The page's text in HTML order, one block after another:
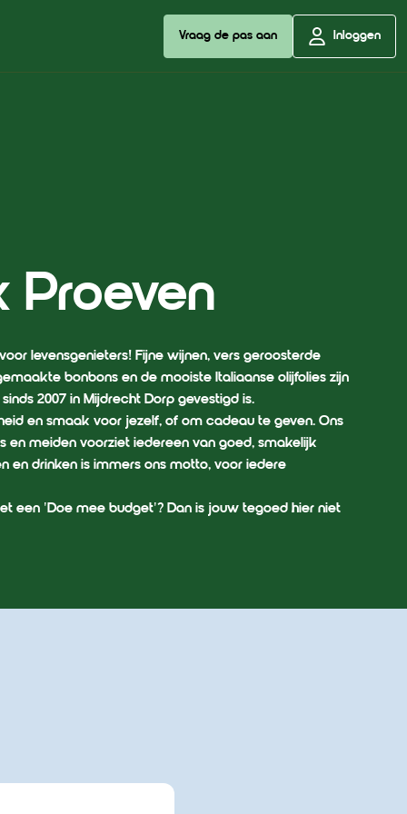
Vraag de pas aan Inloggen
Proeven
levensgenieters! Fijne wijnen, vers geroosterde
bonbons en de mooiste Italiaanse olijfolies zijn
2007 in Mijdrecht Dorp gevestigd is.
en smaak voor jezelf, of om cadeau te geven. Ons
en meiden voorziet iedereen van goed, smakelijk
en drinken is immers ons motto, voor iedere
een 'Doe mee budget'? Dan is jouw tegoed hier niet